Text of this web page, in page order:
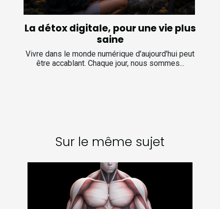
La détox digitale, pour une vie plus
saine
Vivre dans le monde numérique d'aujourd'hui peut
être accablant. Chaque jour, nous sommes...
Sur le même sujet